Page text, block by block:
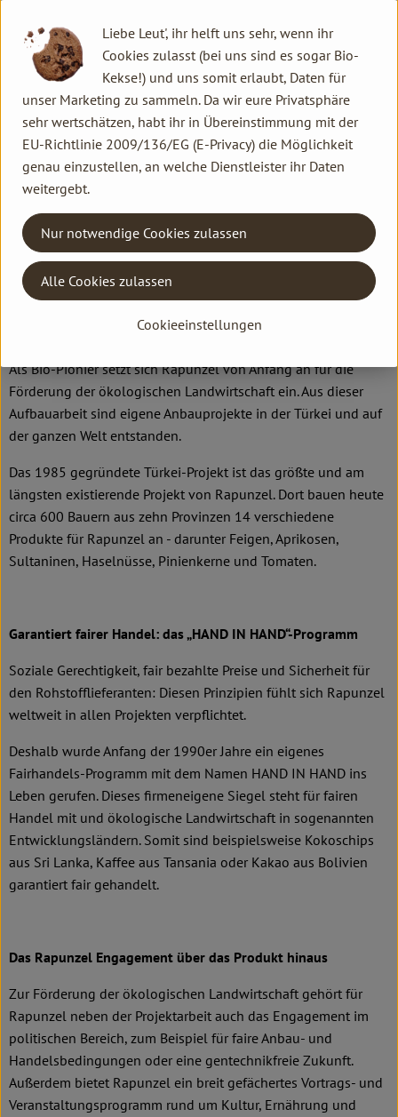
im Unternehmen ein. Die Kontrollen der Rohstoffe beginnen
bereits auf dem Feld. Bei Wareneingang werden alle Rohstoffe
und Produkte beprobt. Zusätzlich werden sie durch anerkannte
externe Labors unabhängig analysiert.
Wie schon zu Beginn liegen Rapunzel auch heute die
persönlichen Kontakte zu den Lieferanten und langfristige
Partnerschaften besonders am Herzen. Besuche vor Ort,
Beratung durch eigene Agrar-Ingenieure und der rege
Austausch miteinander sichern die einwandfreie Qualität der
Rohstoffe ab. Das schafft Transparenz - vom Feld bis zum
Teller des Verbrauchers.
Das größte Rapunzel Anbauprojekt: Bio aus der Türkei
Als Bio-Pionier setzt sich Rapunzel von Anfang an für die
Förderung der ökologischen Landwirtschaft ein. Aus dieser
Aufbauarbeit sind eigene Anbauprojekte in der Türkei und auf
der ganzen Welt entstanden.
Das 1985 gegründete Türkei-Projekt ist das größte und am
längsten existierende Projekt von Rapunzel. Dort bauen heute
circa 600 Bauern aus zehn Provinzen 14 verschiedene
Produkte für Rapunzel an - darunter Feigen, Aprikosen,
Sultaninen, Haselnüsse, Pinienkerne und Tomaten.
Garantiert fairer Handel: das „HAND IN HAND“-Programm
Soziale Gerechtigkeit, fair bezahlte Preise und Sicherheit für
den Rohstofflieferanten: Diesen Prinzipien fühlt sich Rapunzel
weltweit in allen Projekten verpflichtet.
Deshalb wurde Anfang der 1990er Jahre ein eigenes
Fairhandels-Programm mit dem Namen HAND IN HAND ins
Leben gerufen. Dieses firmeneigene Siegel steht für fairen
Handel mit und ökologische Landwirtschaft in sogenannten
Entwicklungsländern. Somit sind beispielsweise Kokoschips
aus Sri Lanka, Kaffee aus Tansania oder Kakao aus Bolivien
garantiert fair gehandelt.
Das Rapunzel Engagement über das Produkt hinaus
Zur Förderung der ökologischen Landwirtschaft gehört für
Rapunzel neben der Projektarbeit auch das Engagement im
politischen Bereich, zum Beispiel für faire Anbau- und
Handelsbedingungen oder eine gentechnikfreie Zukunft.
Außerdem bietet Rapunzel ein breit gefächertes Vortrags- und
Veranstaltungsprogramm rund um Kultur, Ernährung und
Liebe Leut', ihr helft uns sehr, wenn ihr
Cookies zulasst (bei uns sind es sogar Bio-
Kekse!) und uns somit erlaubt, Daten für
unser Marketing zu sammeln. Da wir eure Privatsphäre
sehr wertschätzen, habt ihr in Übereinstimmung mit der
EU-Richtlinie 2009/136/EG (E-Privacy) die Möglichkeit
genau einzustellen, an welche Dienstleister ihr Daten
weitergebt.
Cookieeinstellungen
Nur notwendige Cookies zulassen
Alle Cookies zulassen